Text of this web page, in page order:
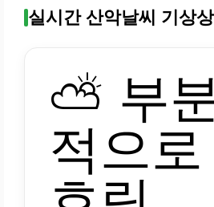
실시간 산악날씨 기상
⛅ 부
적으로